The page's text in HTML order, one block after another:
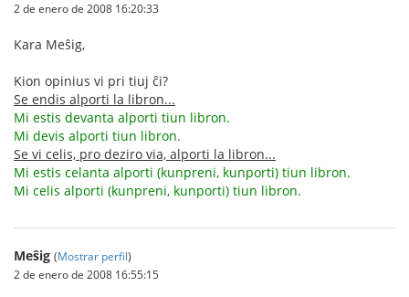
2 de enero de 2008 16:20:33
Kara Meŝig,
Kion opinius vi pri tiuj ĉi?
Se endis alporti la libron...
Mi estis devanta alporti tiun libron.
Mi devis alporti tiun libron.
Se vi celis, pro deziro via, alporti la libron...
Mi estis celanta alporti (kunpreni, kunporti) tiun libron.
Mi celis alporti (kunpreni, kunporti) tiun libron.
Meŝig (Mostrar perfil)
2 de enero de 2008 16:55:15